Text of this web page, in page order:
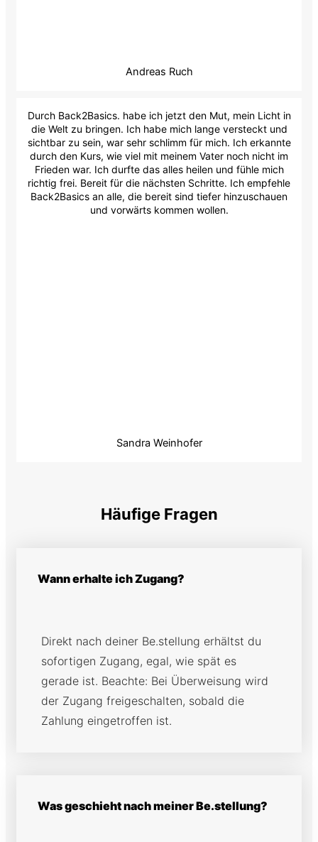
Andreas Ruch
Durch Back2Basics. habe ich jetzt den Mut, mein Licht in
die Welt zu bringen. Ich habe mich lange versteckt und
sichtbar zu sein, war sehr schlimm für mich. Ich erkannte
durch den Kurs, wie viel mit meinem Vater noch nicht im
Frieden war. Ich durfte das alles heilen und fühle mich
richtig frei. Bereit für die nächsten Schritte. Ich empfehle
Back2Basics an alle, die bereit sind tiefer hinzuschauen
und vorwärts kommen wollen.
Sandra Weinhofer
Häufige Fragen
Wann erhalte ich Zugang?
Direkt nach deiner Be.stellung erhältst du
sofortigen Zugang, egal, wie spät es
gerade ist. Beachte: Bei Überweisung wird
der Zugang freigeschalten, sobald die
Zahlung eingetroffen ist.
Was geschieht nach meiner Be.stellung?